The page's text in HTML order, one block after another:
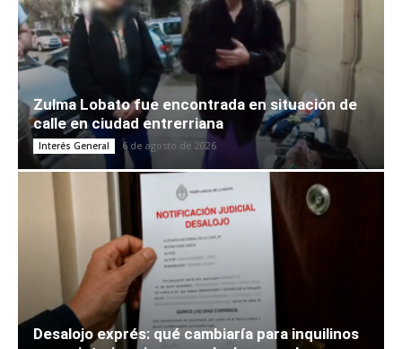
Zulma Lobato fue encontrada en situación de
calle en ciudad entrerriana
Interés General 6 de agosto de 2026
Desalojo exprés: qué cambiaría para inquilinos